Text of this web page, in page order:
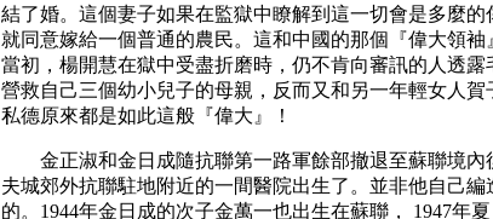
結了婚。這個妻子如果在監獄中瞭解到這一切會是多麼
就同意嫁給一個普通的農民。這和中國的那個『偉大領袖
當初，楊開慧在獄中受盡折磨時，仍不肯向審訊的人透
營救自己三個幼小兒子的母親，反而又和另一年輕女人
私德原來都是如此這般『偉大』！
金正淑和金日成隨抗聯第一路軍餘部撤退至蘇聯境內
夫城郊外抗聯駐地附近的一間醫院出生了。並非他自己
的。1944年金日成的次子金萬一也出生在蘇聯， 1947年